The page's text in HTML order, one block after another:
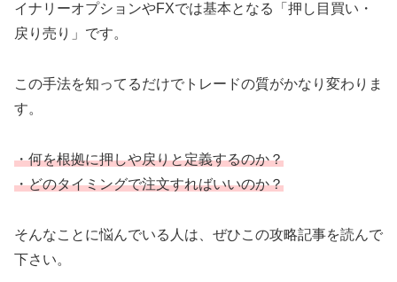
イナリーオプションやFXでは基本となる「押し目買い・
戻り売り」です。
この手法を知ってるだけでトレードの質がかなり変わりま
す。
・何を根拠に押しや戻りと定義するのか？
・どのタイミングで注文すればいいのか？
そんなことに悩んでいる人は、ぜひこの攻略記事を読んで
下さい。